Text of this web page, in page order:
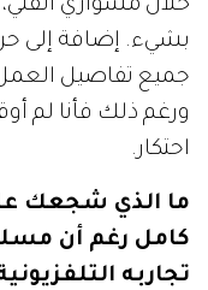
خلال مشواري
بشيء. إضافة إلى
جميع تفاصيل
ورغم ذلك فأنا لم
احتكار.
ما الذي شجعك
كامل رغم أن
تجاربه